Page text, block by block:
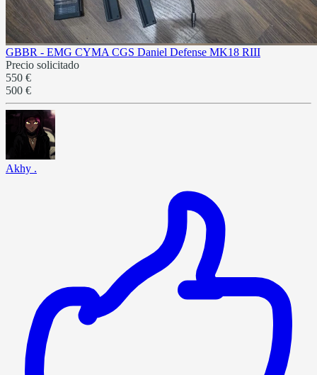
GBBR - EMG CYMA CGS Daniel Defense MK18 RIII
Precio solicitado
550 €
500 €
Akhy .